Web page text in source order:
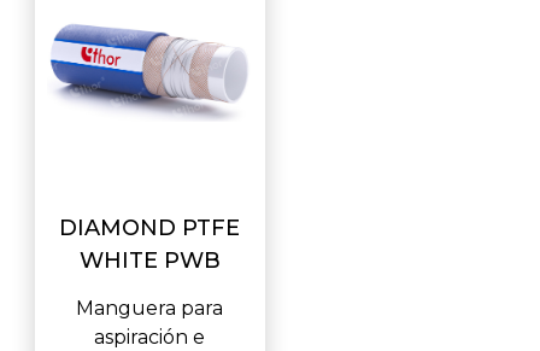
DIAMOND PTFE
WHITE PWB
Manguera para
aspiración e